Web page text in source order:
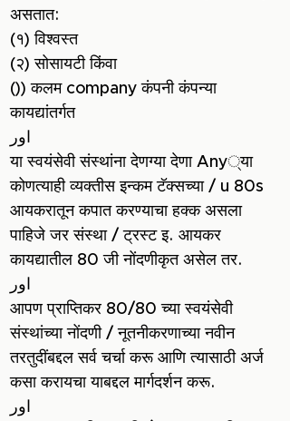
असतात:
(१) विश्वस्त
(२) सोसायटी किंवा
()) कलम company कंपनी कंपन्या
कायद्यांतर्गत
اور
या स्वयंसेवी संस्थांना देणग्या देणा Any्या
कोणत्याही व्यक्तीस इन्कम टॅक्सच्या / u 80s
आयकरातून कपात करण्याचा हक्क असला
पाहिजे जर संस्था / ट्रस्ट इ. आयकर
कायद्यातील 80 जी नोंदणीकृत असेल तर.
اور
आपण प्राप्तिकर 80/80 च्या स्वयंसेवी
संस्थांच्या नोंदणी / नूतनीकरणाच्या नवीन
तरतुदींबद्दल सर्व चर्चा करू आणि त्यासाठी अर्ज
कसा करायचा याबद्दल मार्गदर्शन करू.
اور